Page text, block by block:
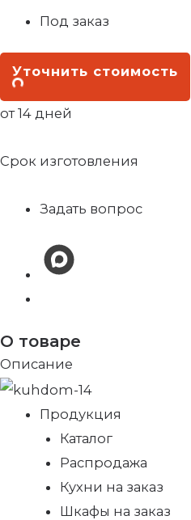
Под заказ
Уточнить стоимость
от 14 дней
Срок изготовления
Задать вопрос
О товаре
Описание
Продукция
Каталог
Распродажа
Кухни на заказ
Шкафы на заказ